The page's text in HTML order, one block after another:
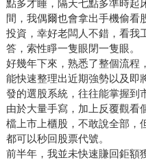
點多才睡，隔天七點多準時起
間，我偶爾也會拿出手機偷看
投資，幸好老闆人不錯，看我
答，索性睜一隻眼閉一隻眼。
好幾年下來，熟悉了整個流程
能快速整理出近期強勢以及即
發的選股系統，往往能掌握到
由於大量手寫，加上反覆觀看
檔上市上櫃股，不敢說全部，
都可以秒回股票代號。
前半年，我並未快速賺回鉅額